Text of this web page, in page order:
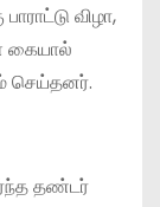
விழா,
கையால்
செய்தனர்.
தண்டர்